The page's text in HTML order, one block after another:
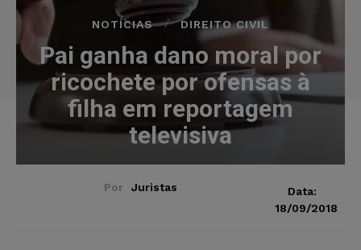
NOTÍCIAS DIREITO CIVIL
Pai ganha dano moral por
ricochete por ofensas à
filha em reportagem
televisiva
Por Juristas
Data:
18/09/2018